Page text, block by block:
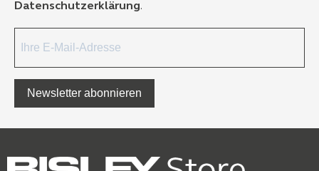
Datenschutzerklärung.
Newsletter abonnieren